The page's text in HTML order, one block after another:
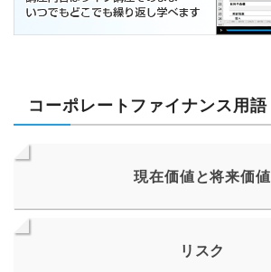
コーポレートファイナンス用語
現在価値と将来価値
リスク